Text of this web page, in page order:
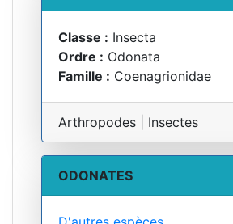
Classe : Insecta
Ordre : Odonata
Famille : Coenagrionidae
Arthropodes | Insectes
ODONATES